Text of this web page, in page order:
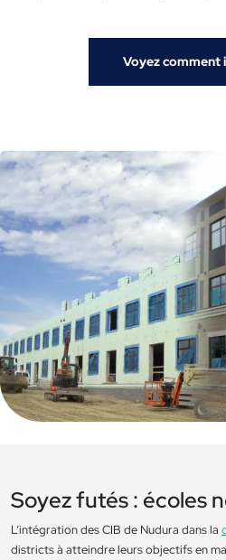
Voyez comment
Soyez futés : écoles
L’intégration des CIB de Nudura dans la
districts à atteindre leurs objectifs en